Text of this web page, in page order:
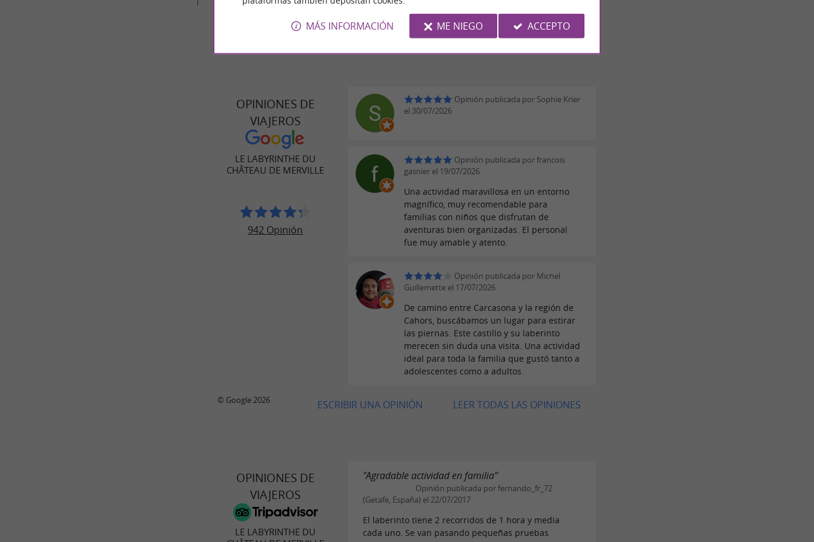
OPINIONES DE
VIAJEROS
LE LABYRINTHE DU
CHÂTEAU DE MERVILLE
942 Opinión
Opinión publicada por Sophie Krier
el 30/07/2026
Opinión publicada por francois
gasnier el 19/07/2026
Una actividad maravillosa en un entorno
magnífico, muy recomendable para
familias con niños que disfrutan de
aventuras bien organizadas. El personal
fue muy amable y atento.
Opinión publicada por Michel
Guillemette el 17/07/2026
De camino entre Carcasona y la región de
Cahors, buscábamos un lugar para estirar
las piernas. Este castillo y su laberinto
merecen sin duda una visita. Una actividad
ideal para toda la familia que gustó tanto a
adolescentes como a adultos.
LEER TODAS LAS OPINIONES
ESCRIBIR UNA OPINIÓN
© Google 2026
OPINIONES DE
VIAJEROS
LE LABYRINTHE DU
"Agradable actividad en familia"
Opinión publicada por fernando_fr_72
(Getafe, España) el 22/07/2017
El laberinto tiene 2 recorridos de 1 hora y media
cada uno. Se van pasando pequeñas pruebas
MÁS INFORMACIÓN ME NIEGO ACCEPTO